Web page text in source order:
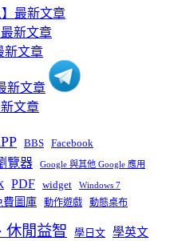
BBS Facebook
覽器 Google 與其他 Google 應用
PDF widget Windows 7
費圖庫 動作遊戲 動態桌布
休閒益智 學日文 學英文